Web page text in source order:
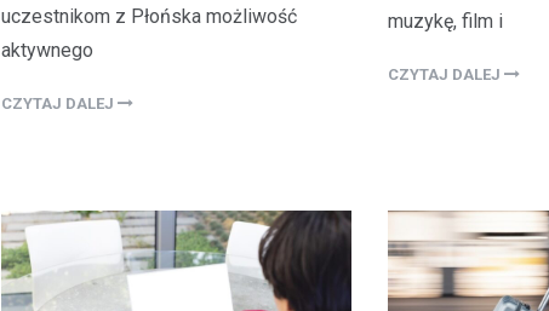
uczestnikom z Płońska możliwość
aktywnego
CZYTAJ DALEJ
muzykę, film i
CZYTAJ DALEJ